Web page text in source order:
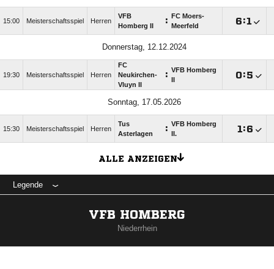
15:00 Meisterschaftsspiel Herren
VFB
Homberg II
:
FC Moers-
Meerfeld
:
Donnerstag, 12.12.2024
19:30 Meisterschaftsspiel Herren
FC
Neukirchen-
Vluyn II
: VFB Homberg
:
Sonntag, 17.05.2026
15:30 Meisterschaftsspiel Herren
Tus
Asterlagen
: VFB Homberg
II.
:
ALLE ANZEIGEN
Legende
VFB HOMBERG
Niederrhein